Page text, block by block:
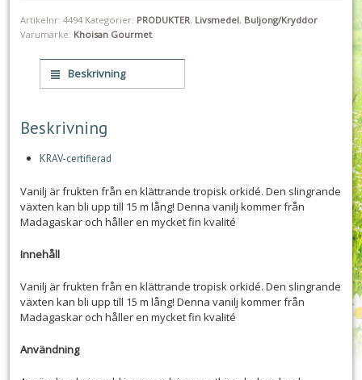
Artikelnr: 4494 Kategorier: PRODUKTER, Livsmedel, Buljong/Kryddor
Varumärke: Khoisan Gourmet
Beskrivning
Beskrivning
KRAV-certifierad
Vanilj är frukten från en klättrande tropisk orkidé. Den slingrande
växten kan bli upp till 15 m lång! Denna vanilj kommer från
Madagaskar och håller en mycket fin kvalité
Innehåll
Vanilj är frukten från en klättrande tropisk orkidé. Den slingrande
växten kan bli upp till 15 m lång! Denna vanilj kommer från
Madagaskar och håller en mycket fin kvalité
Användning